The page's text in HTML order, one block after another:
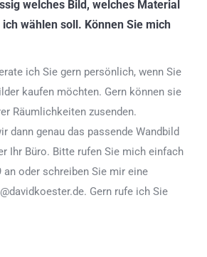
welches Bild, welches Material
wählen soll. Können Sie mich
ich Sie gern persönlich, wenn Sie
kaufen möchten. Gern können sie
Räumlichkeiten zusenden.
dann genau das passende Wandbild
Ihr Büro. Bitte rufen Sie mich einfach
an oder schreiben Sie mir eine
Gern rufe ich Sie